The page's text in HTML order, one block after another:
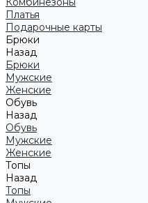
Платья
Подарочные карты
Брюки
Назад
Брюки
Мужские
Женские
Обувь
Назад
Обувь
Мужские
Женские
Топы
Назад
Топы